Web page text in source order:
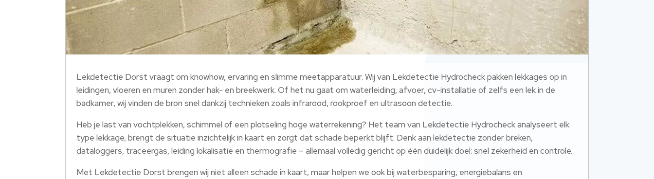
Lekdetectie Dorst vraagt om knowhow, ervaring en slimme meetapparatuur. Wij van Lekdetectie Hydrocheck pakken lekkages op in
leidingen, vloeren en muren zonder hak- en breekwerk. Of het nu gaat om waterleiding, afvoer, cv-installatie of zelfs een lek in de
badkamer, wij vinden de bron snel dankzij technieken zoals infrarood, rookproef en ultrasoon detectie.
Heb je last van vochtplekken, schimmel of een plotseling hoge waterrekening? Het team van Lekdetectie Hydrocheck analyseert elk
type lekkage, brengt de situatie inzichtelijk in kaart en zorgt dat schade beperkt blijft. Denk aan lekdetectie zonder breken,
dataloggers, traceergas, leiding lokalisatie en thermografie – allemaal volledig gericht op één duidelijk doel: snel zekerheid en controle.
Met Lekdetectie Dorst brengen wij niet alleen schade in kaart, maar helpen we ook bij waterbesparing, energiebalans en